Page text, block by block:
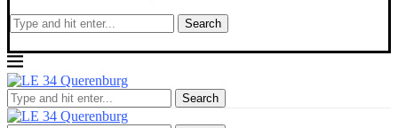
Search
Search